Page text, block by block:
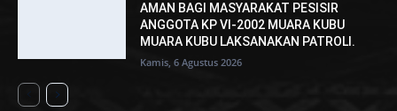
AMAN BAGI MASYARAKAT PESISIR
ANGGOTA KP VI-2002 MUARA KUBU
MUARA KUBU LAKSANAKAN PATROLI.
Kamis, 6 Agustus 2026